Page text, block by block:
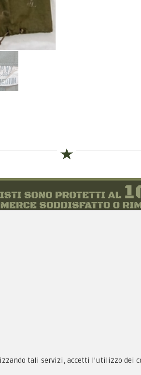
Forze Armate
tali servizi, accetti l'utilizzo dei